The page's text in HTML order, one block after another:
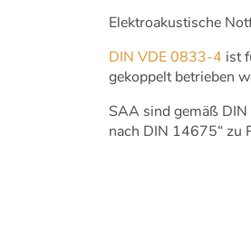
Elektroakustische
DIN VDE 0833-4 ist
gekoppelt betrieben
SAA sind gemäß
nach DIN 14675“ zu